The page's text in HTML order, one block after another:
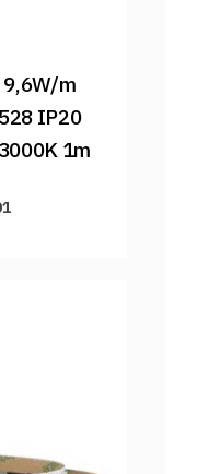
9,6W/m
IP20
1m